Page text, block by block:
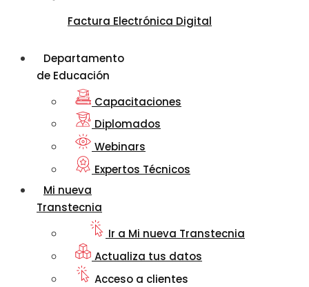
Factura Electrónica Digital
Departamento
de Educación
Capacitaciones
Diplomados
Webinars
Expertos Técnicos
Mi nueva
Transtecnia
Ir a Mi nueva Transtecnia
Actualiza tus datos
Acceso a clientes